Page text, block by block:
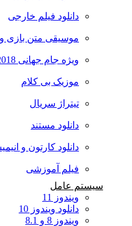
دانلود فیلم خارجی
موسیقی متن بازی و فیلم
ویژه جام جهانی 2018 روسیه
موزیک بی کلام
تیتراژ سریال
دانلود مستند
دانلود کارتون و انیمیشن
فیلم آموزشی
سیستم عامل
ویندوز 11
دانلود ویندوز 10
ویندوز 8 و 8.1